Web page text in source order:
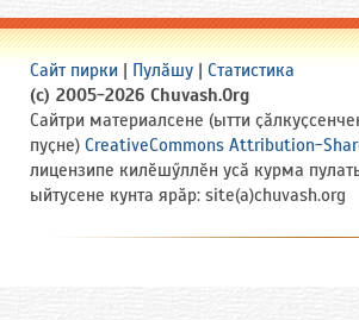
Сайт пирки | Пулӑшу | Статистика
(c) 2005-2026 Chuvash.Org
Сайтри материалсене (ытти
пуҫне) CreativeCommons Attribution-
лицензипе килӗшӳллӗн усӑ курма
ыйтусене кунта ярӑр: site(a)chuvash.org